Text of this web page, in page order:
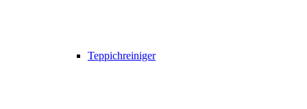
Teppichreiniger